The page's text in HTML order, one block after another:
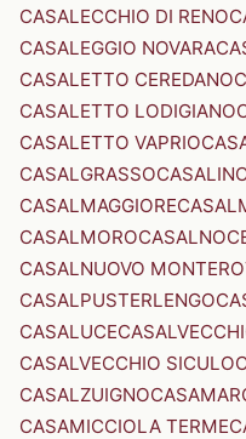
CASALECCHIO DI RENO
CASALEGGIO NOVARA
CASALETTO CEREDANO
CASALETTO LODIGIANO
CASALETTO VAPRIO
CASALGRASSO
CASALMAGGIORE
CASALMORO
CASALNUOVO
CASALPUSTERLENGO
CASALUCE
CASALVECCHIO SICULO
CASALZUIGNO
CASAMICCIOLA TERME